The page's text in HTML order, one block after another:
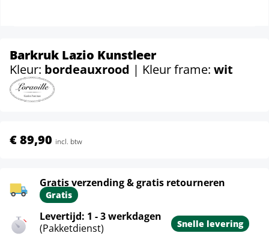
Barkruk Lazio Kunstleer
Kleur: bordeauxrood | Kleur frame: wit
€ 89,90 incl. btw
Gratis verzending & gratis retourneren
Gratis
Levertijd: 1 - 3 werkdagen
(Pakketdienst)
Snelle levering